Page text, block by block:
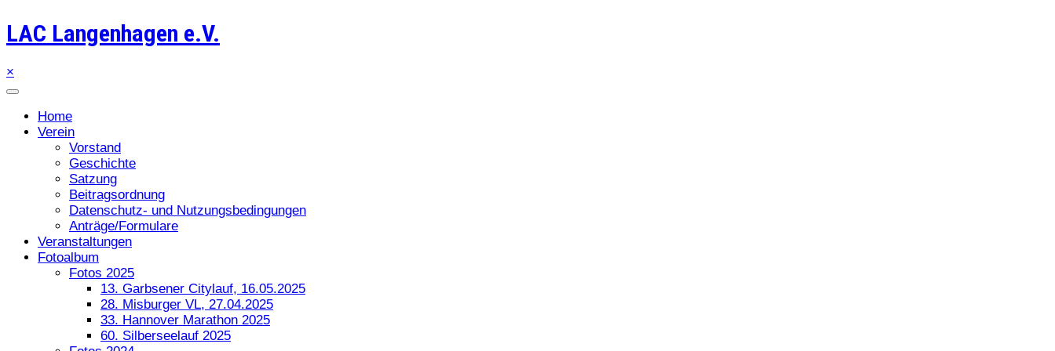
LAC Langenhagen e.V.
×
Home
Verein
Vorstand
Geschichte
Satzung
Beitragsordnung
Datenschutz- und Nutzungsbedingungen
Anträge/Formulare
Veranstaltungen
Fotoalbum
Fotos 2025
13. Garbsener Citylauf, 16.05.2025
28. Misburger VL, 27.04.2025
33. Hannover Marathon 2025
60. Silberseelauf 2025